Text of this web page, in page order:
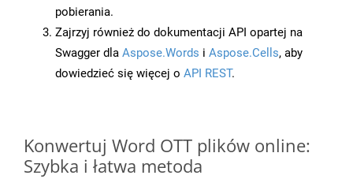
pobierania.
Zajrzyj również do dokumentacji API opartej na
Swagger dla Aspose.Words i Aspose.Cells, aby
dowiedzieć się więcej o API REST.
Konwertuj Word OTT plików online:
Szybka i łatwa metoda